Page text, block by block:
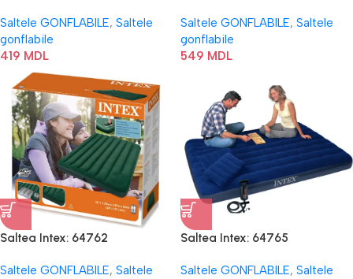
Saltele GONFLABILE, Saltele
gonflabile
419 MDL
Saltele GONFLABILE, Saltele
gonflabile
549 MDL
Saltea Intex: 64762
Saltele GONFLABILE, Saltele
Saltea Intex: 64765
Saltele GONFLABILE, Saltele